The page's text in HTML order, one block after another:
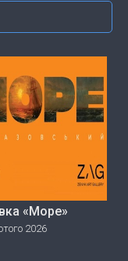
«Море»
2026